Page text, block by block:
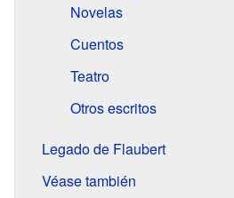
Novelas
Cuentos
Teatro
Otros escritos
Legado de Flaubert
Véase también